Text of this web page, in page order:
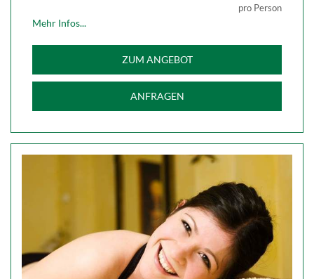
pro Person
Mehr Infos...
ZUM ANGEBOT
ANFRAGEN